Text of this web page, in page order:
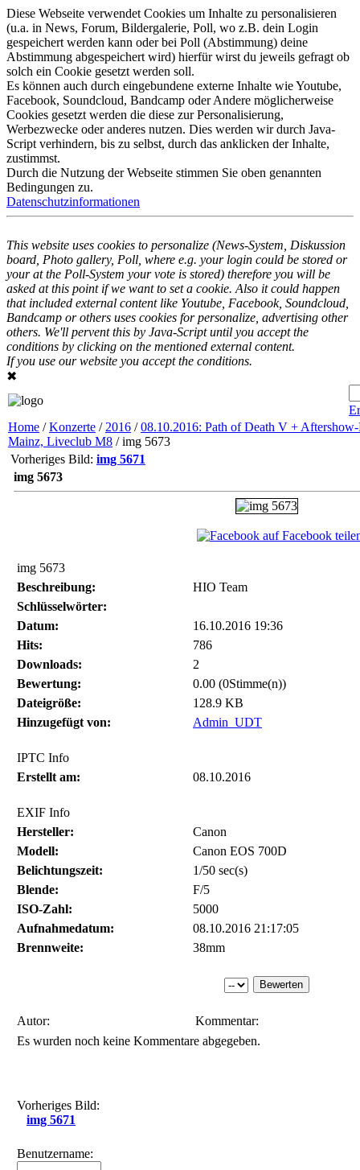
Diese Webseite verwendet Cookies um Inhalte zu personalisieren
(u.a. in News, Forum, Bildergalerie, Poll, wo z.B. dein Login
gespeichert werden kann oder bei Poll (Abstimmung) deine
Abstimmung abgespeichert wird) hierfür wirst du jeweils gefragt ob
solch ein Cookie gesetzt werden soll.
Es können auch durch eingebundene externe Inhalte wie Youtube,
Facebook, Soundcloud, Bandcamp oder Andere möglicherweise
Cookies gesetzt werden die diese zur Personalisierung,
Werbezwecke oder anderes nutzen. Dies werden wir durch Java-
Script verhindern, bis zu selbst, durch das anklicken der Inhalte,
zustimmst.
Durch die Nutzung der Webseite stimmen Sie oben genannten
Bedingungen zu.
Datenschutzinformationen
This website uses cookies to personalize (News-System, Diskussion
board, Photo gallery, Poll, where e.g. your login could be stored or
your at the Poll-System your vote is stored) therefore you will be
asked at this point if we want to set a cookie. Also it could happen
that included external content like Youtube, Facebook, Soundcloud,
Bandcamp or others uses cookies for personalize, advertising other
others. We'll pervent this by Java-Script until you accept the
conditions by clicking on the mentioned external content.
If you use our website you accept the conditions.
✖
Home /Konzerte / 2016 /08.10.2016: Path of Death V +
Mainz, Liveclub M8 / img 5673
Vorheriges Bild: img 5671
img 5673
auf Facebook
img 5673
Beschreibung:
HIO Team
Schlüsselwörter:
Datum:
16.10.2016 19:36
Hits:
786
Downloads:
2
Bewertung:
0.00 (0Stimme(n))
Dateigröße:
128.9 KB
Hinzugefügt von:
Admin_UDT
IPTC Info
Erstellt am:
08.10.2016
EXIF Info
Hersteller:
Canon
Modell:
Canon EOS 700D
Belichtungszeit:
1/50 sec(s)
Blende:
F/5
ISO-Zahl:
5000
Aufnahmedatum:
08.10.2016 21:17:05
Brennweite:
38mm
Autor:
Kommentar:
Es wurden noch keine Kommentare abgegeben.
Vorheriges Bild:
img 5671
Benutzername: